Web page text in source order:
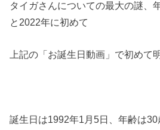
タイガさんについての最大の謎、
と2022年に初めて
上記の「お誕生日動画」で初めて
誕生日は1992年1月5日、年齢は30